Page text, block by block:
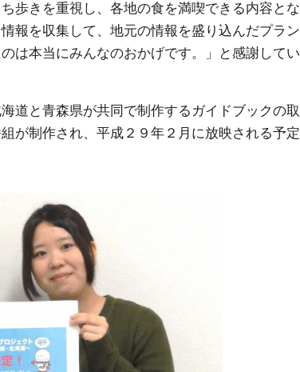
歩きを重視し、各地の食を満喫できる内容とな
報を収集して、地元の情報を盛り込んだプラン
は本当にみんなのおかげです。」と感謝してい
道と青森県が共同で制作するガイドブックの取
が制作され、平成２９年２月に放映される予定